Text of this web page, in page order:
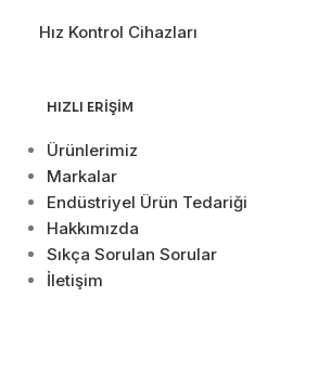
Hız Kontrol Cihazları
HIZLI ERIŞIM
Ürünlerimiz
Markalar
Endüstriyel Ürün Tedariği
Hakkımızda
Sıkça Sorulan Sorular
İletişim